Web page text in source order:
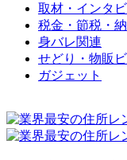
取材・インタ
税金・節税・
身バレ関連
せどり・物販
ガジェット